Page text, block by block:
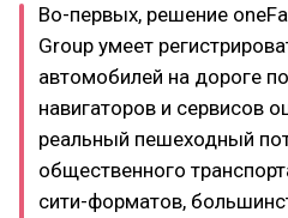
Во-первых, решение
Group умеет
автомобилей на дороге
навигаторов и сервисов
реальный пешеходный
общественного
cити-форматов,